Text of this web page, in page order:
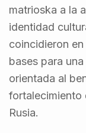
matrioska a la
identidad
coincidieron
bases para
orientada al
fortalecimiento
Rusia.